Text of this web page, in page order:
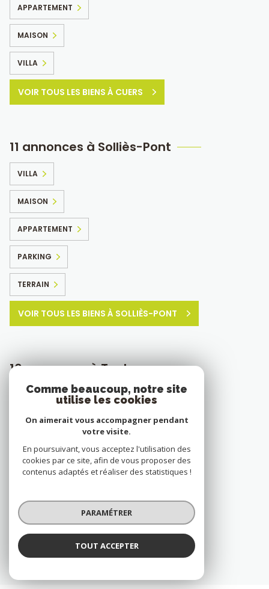
APPARTEMENT
MAISON
VILLA
VOIR TOUS LES BIENS À CUERS
11 annonces à Solliès-Pont
VILLA
MAISON
APPARTEMENT
PARKING
TERRAIN
VOIR TOUS LES BIENS À SOLLIÈS-PONT
10 annonces à Toulon
IMMEUBLE
APPARTEMENT
MAISON
VILLA
VOIR TOUS LES BIENS À TOULON
Comme beaucoup, notre site
utilise les cookies
On aimerait vous accompagner pendant
votre visite.
En poursuivant, vous acceptez l'utilisation des
cookies par ce site, afin de vous proposer des
contenus adaptés et réaliser des statistiques !
PARAMÉTRER
TOUT ACCEPTER